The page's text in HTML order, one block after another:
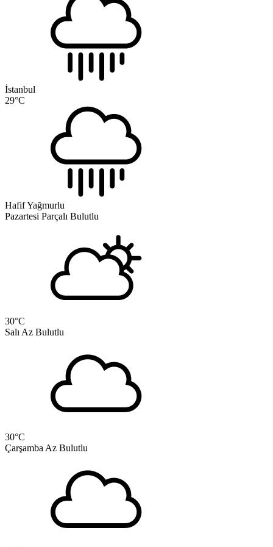
İstanbul
29°C
Hafif Yağmurlu
Pazartesi Parçalı Bulutlu
30°C
Salı Az Bulutlu
30°C
Çarşamba Az Bulutlu